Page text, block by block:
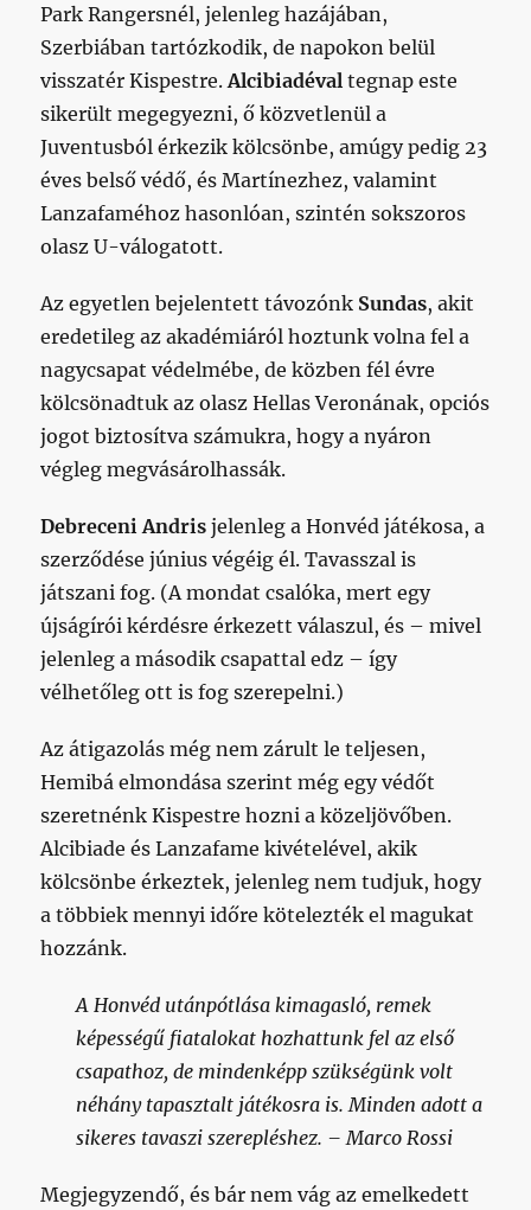
Park Rangersnél, jelenleg hazájában,
Szerbiában tartózkodik, de napokon belül
visszatér Kispestre.Alcibiadévaltegnap este
sikerült megegyezni, ő közvetlenül a
Juventusból érkezik kölcsönbe, amúgy pedig 23
éves belső védő, és Martínezhez, valamint
Lanzafaméhoz hasonlóan, szintén sokszoros
olasz U-válogatott.
Az egyetlen bejelentett távozónk Sundas, akit
eredetileg az akadémiáról hoztunk volna fel a
nagycsapat védelmébe, de közben fél évre
kölcsönadtuk az olasz Hellas Veronának, opciós
jogot biztosítva számukra, hogy a nyáron
végleg megvásárolhassák.
Debreceni Andris jelenleg a Honvéd játékosa, a
szerződése június végéig él. Tavasszal is
játszani fog. (A mondat csalóka, mert egy
újságírói kérdésre érkezett válaszul, és – mivel
jelenleg a második csapattal edz – így
vélhetőleg ott is fog szerepelni.)
Az átigazolás még nem zárult le teljesen,
Hemibá elmondása szerint még egy védőt
szeretnénk Kispestre hozni a közeljövőben.
Alcibiade és Lanzafame kivételével, akik
kölcsönbe érkeztek, jelenleg nem tudjuk, hogy
a többiek mennyi időre kötelezték el magukat
hozzánk.
A Honvéd utánpótlása kimagasló, remek
képességű fiatalokat hozhattunk fel az első
csapathoz, de mindenképp szükségünk volt
néhány tapasztalt játékosra is. Minden adott a
sikeres tavaszi szerepléshez. – Marco Rossi
Megjegyzendő, és bár nem vág az emelkedett